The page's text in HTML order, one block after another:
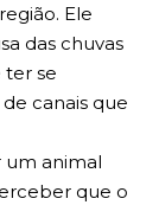
Ele
das chuvas
ter se
canais que
um animal
que o